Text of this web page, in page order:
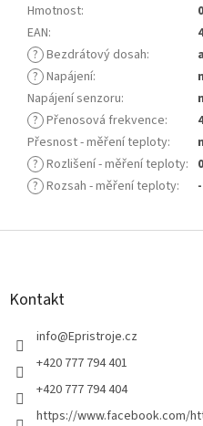
Hmotnost:
EAN:
? Bezdrátový dosah:
? Napájení:
Napájení senzoru:
? Přenosová frekvence:
Přesnost - měření teploty:
? Rozlišení - měření teploty:
? Rozsah - měření teploty:
Z
Kontakt
info@Epristroje.cz
+420 777 794 401
+420 777 794 404
https://www.facebook.com/